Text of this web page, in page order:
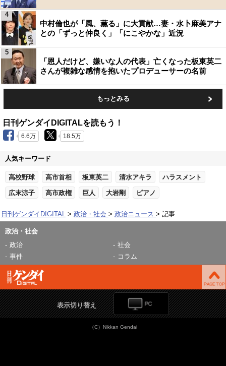
中村倫也が「風、薫る」に大貢献…妻・水卜麻美アナ
との「ずっと仲良く」「にこやかな」近況
4
「恩人だけど、嫌いな人の代表」亡くなった板東英二
さんが複雑な感情を抱いたプロデューサーの名前
5
もっとみる
日刊ゲンダイDIGITALを読もう！
6.6万 18.5万
人気キーワード
高校野球 高市首相 板東英二 清水アキラ ハラスメント
広末涼子 高市政権 巨人 大岩剛 ピアノ
日刊ゲンダイDIGITAL 政治・社会 政治ニュース 記事
政治・社会
政治
社会
事件
コラム
表示切り替え
（C）Nikkan Gendai